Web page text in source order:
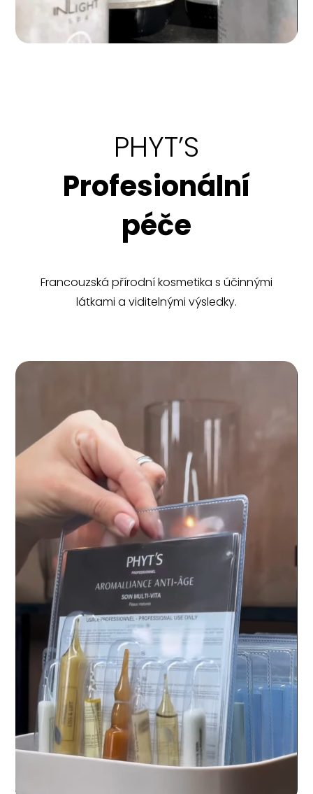
PHYT’S
Profesionální
péče
Francouzská přírodní kosmetika s účinnými
látkami a viditelnými výsledky.
Video
a